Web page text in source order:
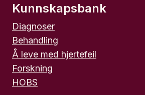
Kunnskapsbank
Diagnoser
Behandling
Å leve med hjertefeil
Forskning
HOBS